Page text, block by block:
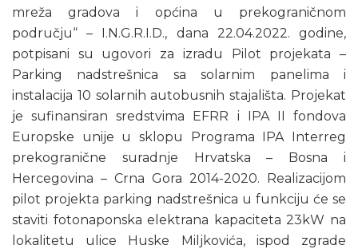
mreža gradova i općina u prekograničnom
području“ – I.N.G.R.I.D., dana 22.04.2022. godine,
potpisani su ugovori za izradu Pilot projekata –
Parking nadstrešnica sa solarnim panelima i
instalacija 10 solarnih autobusnih stajališta. Projekat
je sufinansiran sredstvima EFRR i IPA II fondova
Europske unije u sklopu Programa IPA Interreg
prekogranične suradnje Hrvatska – Bosna i
Hercegovina – Crna Gora 2014-2020. Realizacijom
pilot projekta parking nadstrešnica u funkciju će se
staviti fotonaponska elektrana kapaciteta 23kW na
lokalitetu ulice Huske Miljkovića, ispod zgrade